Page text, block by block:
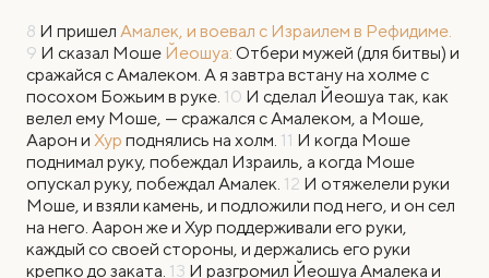
8 И пришел Амалек, и воевал с Израилем в Рефидиме.
9 И сказал Моше Йеошуа: Отбери мужей (для битвы) и
сражайся с Амалеком. А я завтра встану на холме с
посохом Божьим в руке. 10 И сделал Йеошуа так, как
велел ему Моше, — сражался с Амалеком, а Моше,
Аарон и Хур поднялись на холм. 11 И когда Моше
поднимал руку, побеждал Израиль, а когда Моше
опускал руку, побеждал Амалек. 12 И отяжелели руки
Моше, и взяли камень, и подложили под него, и он сел
на него. Аарон же и Хур поддерживали его руки,
каждый со своей стороны, и держались его руки
крепко до заката. 13 И разгромил Йеошуа Амалека и